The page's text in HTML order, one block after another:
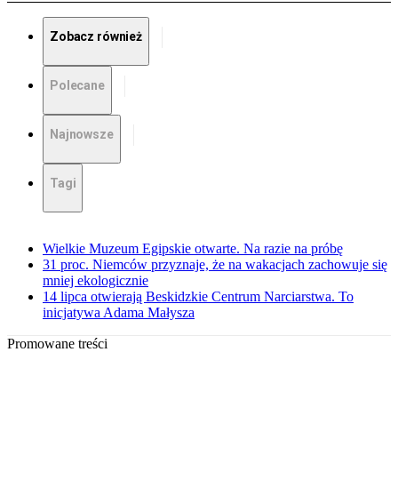
Zobacz również
Polecane
Najnowsze
Tagi
Wielkie Muzeum Egipskie otwarte. Na razie na próbę
31 proc. Niemców przyznaje, że na wakacjach zachowuje się
mniej ekologicznie
14 lipca otwierają Beskidzkie Centrum Narciarstwa. To
inicjatywa Adama Małysza
Promowane treści